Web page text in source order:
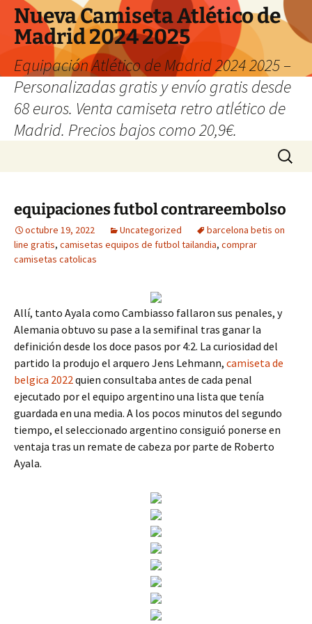
Nueva Camiseta Atlético de
Madrid 2024 2025
Equipación Atlético de Madrid 2024 2025 –
Personalizadas gratis y envío gratis desde
68 euros. Venta camiseta retro atlético de
Madrid. Precios bajos como 20,9€.
Buscar:
equipaciones futbol contrareembolso
octubre 19, 2022 Uncategorized
barcelona betis on
line gratis, camisetas equipos de futbol tailandia, comprar
camisetas catolicas
Allí, tanto Ayala como Cambiasso fallaron sus penales, y
Alemania obtuvo su pase a la semifinal tras ganar la
definición desde los doce pasos por 4:2. La curiosidad del
partido la produjo el arquero Jens Lehmann, camiseta de
belgica 2022quien consultaba antes de cada penal
ejecutado por el equipo argentino una lista que tenía
guardada en una media. A los pocos minutos del segundo
tiempo, el seleccionado argentino consiguió ponerse en
ventaja tras un remate de cabeza por parte de Roberto
Ayala.